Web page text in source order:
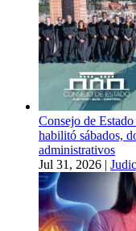
Consejo de
habilitó sábados,
administrativos
Jul 31, 2026 |